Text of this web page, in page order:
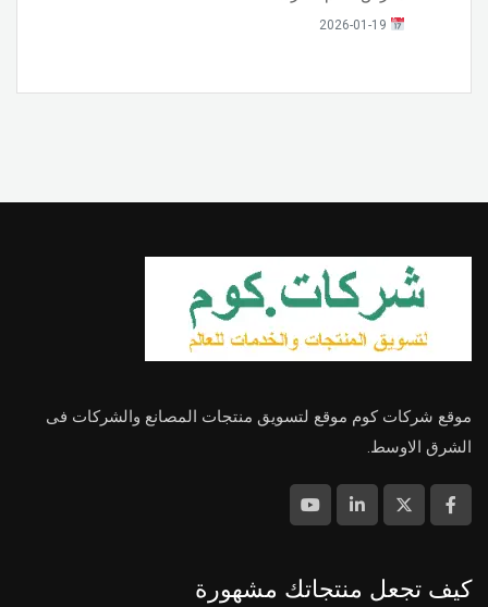
موقع شركات كوم موقع لتسويق منتجات المصانع والشركات فى
الشرق الاوسط.
كيف تجعل منتجاتك مشهورة